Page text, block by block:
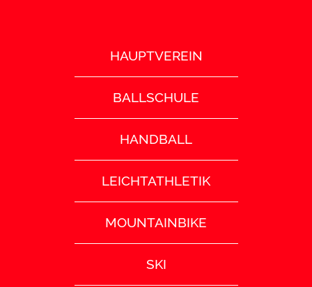
HAUPTVEREIN
BALLSCHULE
HANDBALL
LEICHTATHLETIK
MOUNTAINBIKE
SKI